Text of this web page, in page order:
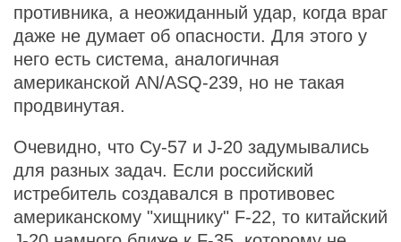
противника, а неожиданный удар, когда враг
даже не думает об опасности. Для этого у
него есть система, аналогичная
американской AN/ASQ-239, но не такая
продвинутая.
Очевидно, что Су-57 и J-20 задумывались
для разных задач. Если российский
истребитель создавался в противовес
американскому "хищнику" F-22, то китайский